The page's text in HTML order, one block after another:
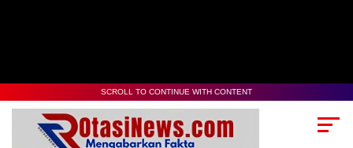
SCROLL TO CONTINUE WITH CONTENT